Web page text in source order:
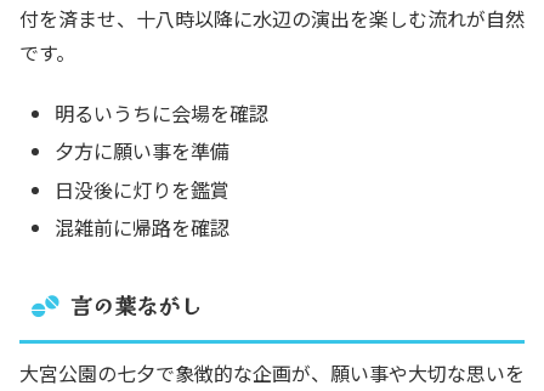
付を済ませ、十八時以降に水辺の演出を楽しむ流れが自然
です。
明るいうちに会場を確認
夕方に願い事を準備
日没後に灯りを鑑賞
混雑前に帰路を確認
言の葉ながし
大宮公園の七夕で象徴的な企画が、願い事や大切な思いを